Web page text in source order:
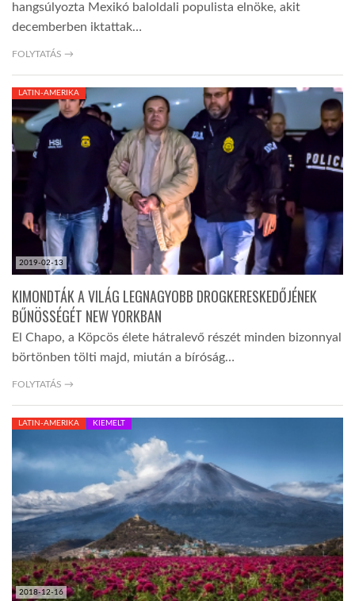
hangsúlyozta Mexikó baloldali populista elnöke, akit
decemberben iktattak…
FOLYTATÁS →
2019-02-13
LATIN-AMERIKA
KIMONDTÁK A VILÁG LEGNAGYOBB DROGKERESKEDŐJÉNEK
BŰNÖSSÉGÉT NEW YORKBAN
El Chapo, a Köpcös élete hátralevő részét minden bizonnyal
börtönben tölti majd, miután a bíróság…
FOLYTATÁS →
2018-12-16
LATIN-AMERIKA KIEMELT